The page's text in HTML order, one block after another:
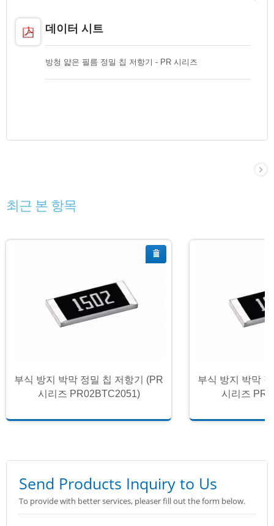
데이터 시트
방청 얇은 필름 정밀 칩 저항기 - PR 시리즈
최근 본 항목
부식 방지 박막 정밀 칩 저항기 (PR
시리즈 PR02BTC2051)
부식 방지 박막
시리즈